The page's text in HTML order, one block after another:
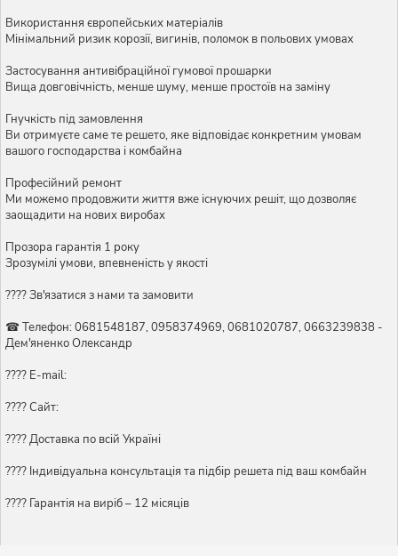
Використання європейських матеріалів
Мінімальний ризик корозії, вигинів, поломок в польових умовах
Застосування антивібраційної гумової прошарки
Вища довговічність, менше шуму, менше простоїв на заміну
Гнучкість під замовлення
Ви отримуєте саме те решето, яке відповідає конкретним умовам
вашого господарства і комбайна
Професійний ремонт
Ми можемо продовжити життя вже існуючих решіт, що дозволяє
заощадити на нових виробах
Прозора гарантія 1 року
Зрозумілі умови, впевненість у якості
???? Зв'язатися з нами та замовити
☎ Телефон: 0681548187, 0958374969, 0681020787, 0663239838 -
Дем'яненко Олександр
???? E-mail:
???? Сайт:
???? Доставка по всій Україні
????️ Індивідуальна консультація та підбір решета під ваш комбайн
???? Гарантія на виріб – 12 місяців